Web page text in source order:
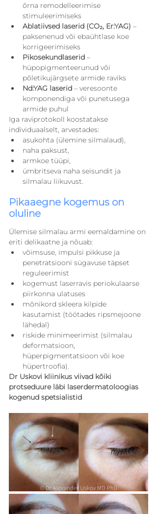
õrna remodelleerimise
stimuleerimiseks
Ablatiivsed laserid (CO₂, Er:YAG) –
paksenenud või ebaühtlase koe
korrigeerimiseks
Pikosekundlaserid –
hüpopigmenteerunud või
põletikujärgsete armide raviks
Nd:YAG laserid – veresoonte
komponendiga või punetusega
armide puhul
Iga raviprotokoll koostatakse
individuaalselt, arvestades:
asukohta (ülemine silmalaud),
naha paksust,
armkoe tüüpi,
ümbritseva naha seisundit ja
silmalau liikuvust.
Pikaaegne kogemus on
oluline
Ülemise silmalau armi eemaldamine on
eriti delikaatne ja nõuab:
võimsuse, impulsi pikkuse ja
penetratsiooni sügavuse täpset
reguleerimist
kogemust laserravis periokulaarse
piirkonna ulatuses
mõnikord skleera kilpide
kasutamist (töötades ripsmejoone
lähedal)
riskide minimeerimist (silmalau
deformatsioon,
hüperpigmentatsioon või koe
hüpertroofia).
Dr Uskovi kliinikus viivad kõiki
protseduure läbi laserdermatoloogias
kogenud spetsialistid